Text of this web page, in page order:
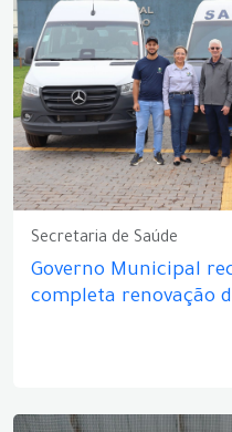
Secretaria de Saúde
Governo Municipal
completa renovação